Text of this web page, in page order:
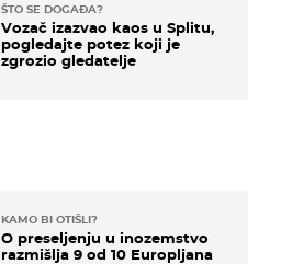
ŠTO SE DOGAĐA?
Vozač izazvao kaos u Splitu,
pogledajte potez koji je
zgrozio gledatelje
KAMO BI OTIŠLI?
O preseljenju u inozemstvo
razmišlja 9 od 10 Europljana